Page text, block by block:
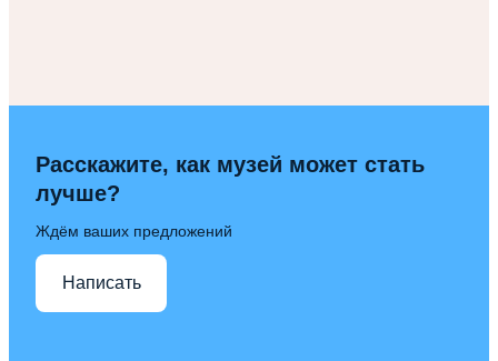
Расскажите, как музей может стать
лучше?
Ждём ваших предложений
Написать